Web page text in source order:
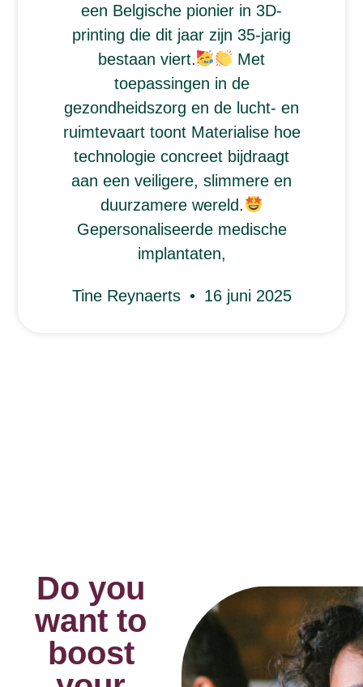
een Belgische pionier in 3D-
printing die dit jaar zijn 35-jarig
bestaan viert.
Met
toepassingen in de
gezondheidszorg en de lucht- en
ruimtevaart toont Materialise hoe
technologie concreet bijdraagt
aan een veiligere, slimmere en
duurzamere wereld.
Gepersonaliseerde medische
implantaten,
Tine Reynaerts 16 juni 2025
Do you
want to
boost